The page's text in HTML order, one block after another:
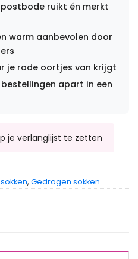
ruikt én merkt
warm aanbevolen door
je rode oortjes van krijgt
apart in een
, Gedragen sokken